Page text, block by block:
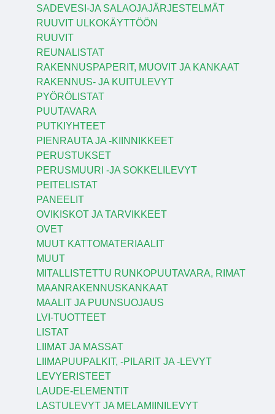
SADEVESI-JA SALAOJAJÄRJESTELMÄT
RUUVIT ULKOKÄYTTÖÖN
RUUVIT
REUNALISTAT
RAKENNUSPAPERIT, MUOVIT JA KANKAAT
RAKENNUS- JA KUITULEVYT
PYÖRÖLISTAT
PUUTAVARA
PUTKIYHTEET
PIENRAUTA JA -KIINNIKKEET
PERUSTUKSET
PERUSMUURI -JA SOKKELILEVYT
PEITELISTAT
PANEELIT
OVIKISKOT JA TARVIKKEET
OVET
MUUT KATTOMATERIAALIT
MUUT
MITALLISTETTU RUNKOPUUTAVARA, RIMAT
MAANRAKENNUSKANKAAT
MAALIT JA PUUNSUOJAUS
LVI-TUOTTEET
LISTAT
LIIMAT JA MASSAT
LIIMAPUUPALKIT, -PILARIT JA -LEVYT
LEVYERISTEET
LAUDE-ELEMENTIT
LASTULEVYT JA MELAMIINILEVYT